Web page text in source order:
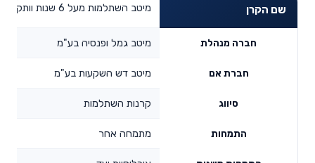
שם הקרן מיטב השתלמות מעל 6 שנות וותק
חברה מנהלת מיטב גמל ופנסיה בע"מ
חברת אם מיטב דש השקעות בע"מ
סיווג קרנות השתלמות
התמחות מתמחה אחר